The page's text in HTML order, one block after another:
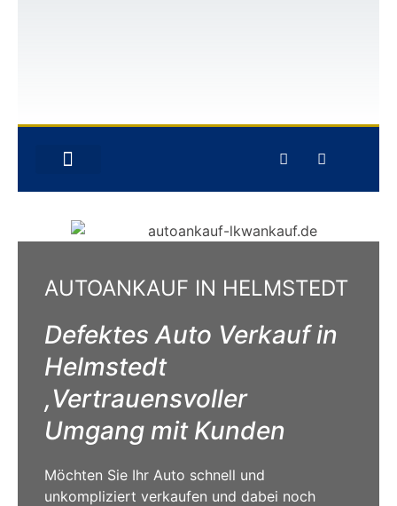
AUTOANKAUF IN HELMSTEDT
Defektes Auto Verkauf in
Helmstedt
,Vertrauensvoller
Umgang mit Kunden
Möchten Sie Ihr Auto schnell und
unkompliziert verkaufen und dabei noch